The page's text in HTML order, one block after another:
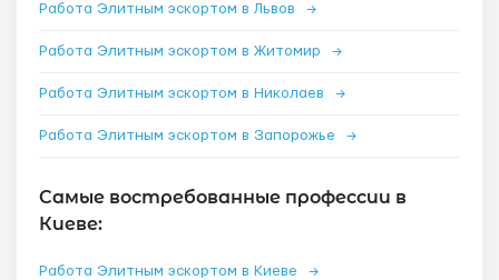
Работа Элитным эскортом в Львов →
Работа Элитным эскортом в Житомир →
Работа Элитным эскортом в Николаев →
Работа Элитным эскортом в Запорожье →
Самые востребованные профессии в
Киеве:
Работа Элитным эскортом в Киеве →